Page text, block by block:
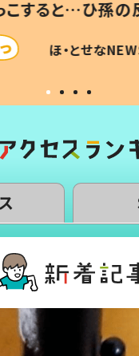
こすると…ひ孫の
ました」「可愛くて
ほ・とせな